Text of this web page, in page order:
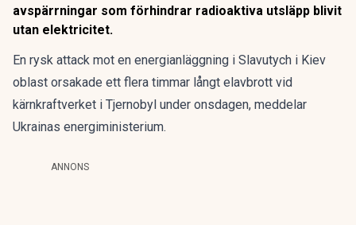
avspärrningar som förhindrar radioaktiva utsläpp blivit
utan elektricitet.
En rysk attack mot en energianläggning i Slavutych i Kiev
oblast orsakade ett flera timmar långt elavbrott vid
kärnkraftverket i Tjernobyl under onsdagen, meddelar
Ukrainas energiministerium.
ANNONS